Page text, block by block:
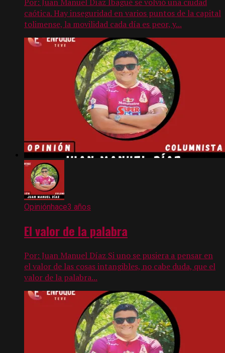
caótica. Hay inseguridad en varios puntos de la capital
tolimense, la movilidad cada día es peor, y...
Opiniónhace3 años
El valor de la palabra
Por: Juan Manuel Díaz Si uno se pusiera a pensar en
el valor de las cosas intangibles, no cabe duda, que el
valor de la palabra...